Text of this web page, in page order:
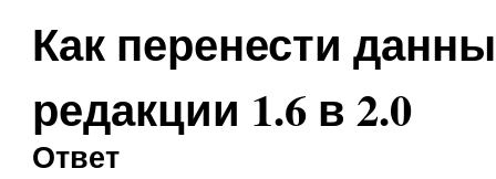
Как перенести
редакции 1.6 в 2.0
Ответ